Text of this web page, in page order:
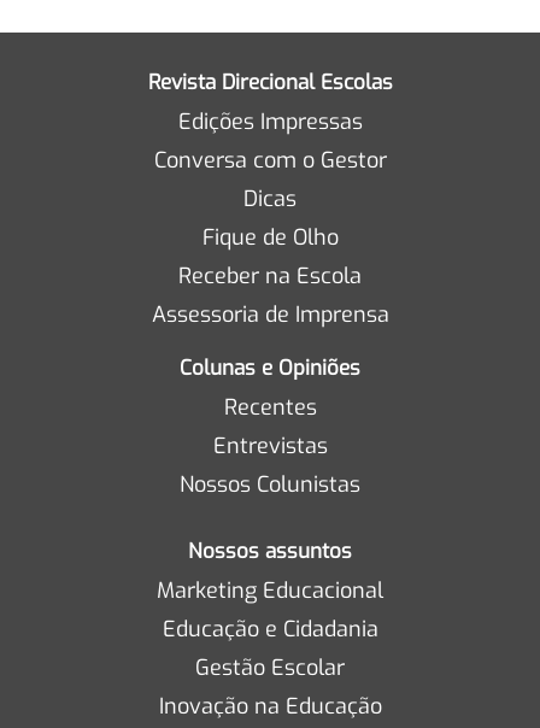
Revista Direcional Escolas
Edições Impressas
Conversa com o Gestor
Dicas
Fique de Olho
Receber na Escola
Assessoria de Imprensa
Colunas e Opiniões
Recentes
Entrevistas
Nossos Colunistas
Nossos assuntos
Marketing Educacional
Educação e Cidadania
Gestão Escolar
Inovação na Educação